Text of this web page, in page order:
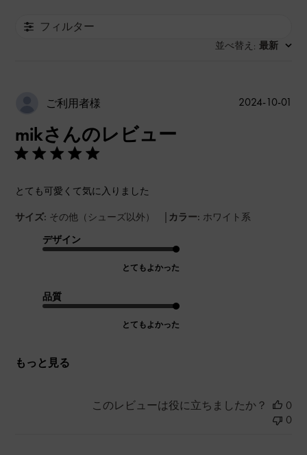
フィルター
並べ替え : 最新
ご利用者様
mikさんのレビュー
とても可愛くて気に入りました
サイズ: その他（シューズ以外） | カラー: ホワイト系
デザイン
とてもよかった
品質
とてもよかった
もっと見る
2024-10-01
このレビューは役に立ちましたか？
0
0